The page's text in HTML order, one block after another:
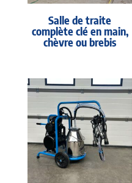
Salle de traite
complète clé en main,
chèvre ou brebis